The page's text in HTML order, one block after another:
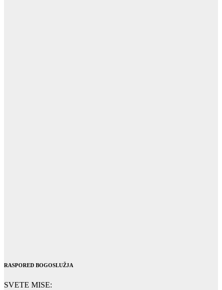
RASPORED BOGOSLUŽJA
SVETE MISE: